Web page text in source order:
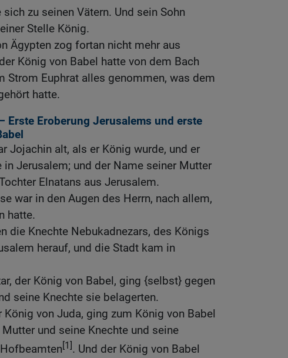
zu seinen Vätern. Und sein Sohn
Stelle König.
Ägypten zog fortan nicht mehr aus
König von Babel hatte von dem Bach
Strom Euphrat alles genommen, was dem
hatte.
Erste Eroberung Jerusalems und erste
Jojachin alt, als er König wurde, und er
Jerusalem; und der Name seiner Mutter
Elnatans aus Jerusalem.
war in den Augen des Herrn, nach allem,
hatte.
die Knechte Nebukadnezars, des Königs
herauf, und die Stadt kam in
der König von Babel, ging {selbst} gegen
seine Knechte sie belagerten.
König von Juda, ging zum König von Babel
und seine Knechte und seine
[1]. Und der König von Babel